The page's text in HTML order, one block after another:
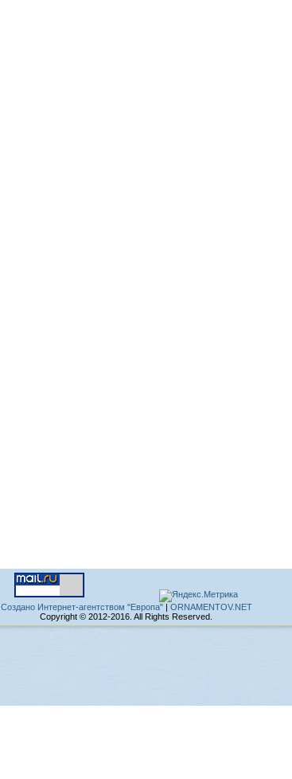
Создано Интернет-агентством "Европа"| ORNAMENTOV.NET
Copyright © 2012-2016. All Rights Reserved.